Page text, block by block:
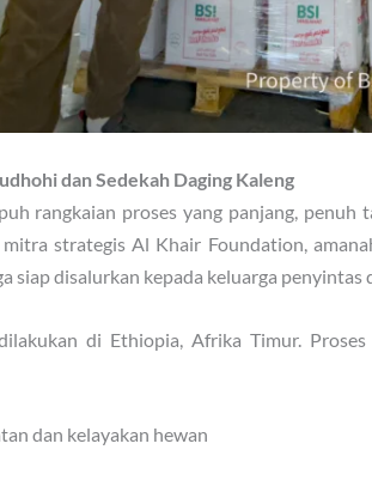
dan Sedekah Daging Kaleng
rangkaian proses yang panjang,
strategis Al Khair Foundation,
siap disalurkan kepada keluarga penyintas
di Ethiopia, Afrika Timur.
dan kelayakan hewan